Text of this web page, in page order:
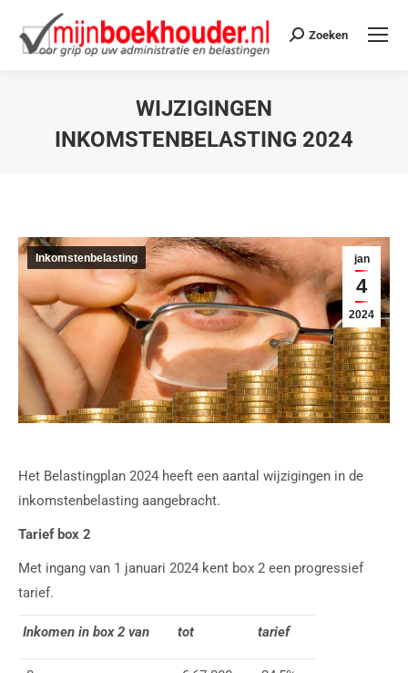
Zoeken
WIJZIGINGEN
INKOMSTENBELASTING 2024
jan
4
2024
Inkomstenbelasting
Het Belastingplan 2024 heeft een aantal wijzigingen in de
inkomstenbelasting aangebracht.
Tarief box 2
Met ingang van 1 januari 2024 kent box 2 een progressief
tarief.
Inkomen in box 2 van tot tarief